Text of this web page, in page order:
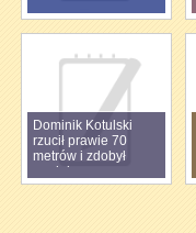
Dominik Kotulski
rzucił prawie 70
metrów i zdobył
medal